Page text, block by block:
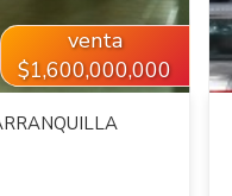
venta
$1,600,000,000